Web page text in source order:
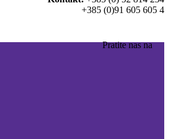
+385 (0)91 605 605 4
Pratite nas na